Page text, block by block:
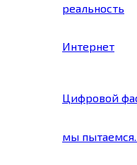
реальность
Интернет
Цифровой
мы